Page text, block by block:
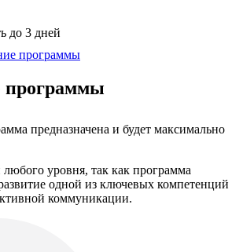
до 3 дней
программы
программы
предназначена и будет максимально
любого уровня, так как программа
одной из ключевых компетенций
коммуникации.